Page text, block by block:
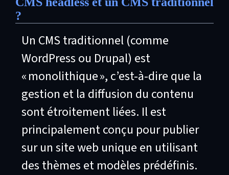
?
Un CMS traditionnel (comme
WordPress ou Drupal) est
« monolithique », c’est-à-dire que la
gestion et la diffusion du contenu
sont étroitement liées. Il est
principalement conçu pour publier
sur un site web unique en utilisant
des thèmes et modèles prédéfinis.